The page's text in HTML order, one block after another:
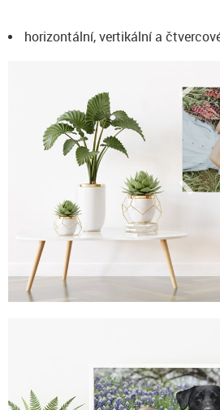
horizontální, vertikální a